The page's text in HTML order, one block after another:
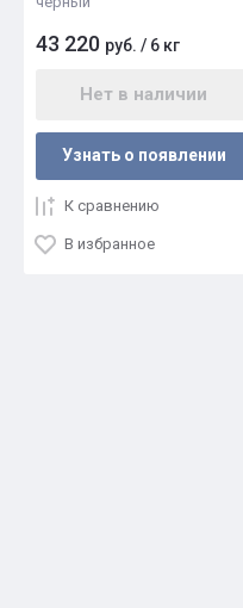
43 220 руб. / 6 кг
Нет в наличии
Узнать о появлении
К сравнению
В избранное